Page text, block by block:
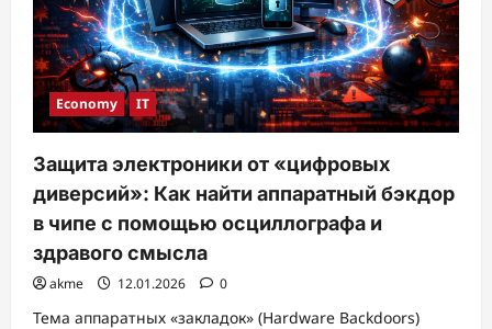
Economy IT
Защита электроники от «цифровых
диверсий»: Как найти аппаратный бэкдор
в чипе с помощью осциллографа и
здравого смысла
akme 12.01.2026 0
Тема аппаратных «закладок» (Hardware Backdoors)